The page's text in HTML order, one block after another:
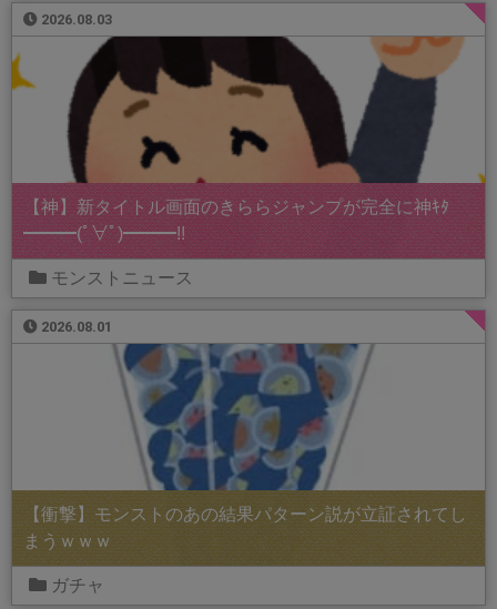
2026.08.03
【神】新タイトル画面のきららジャンプが完全に神ｷﾀ
━━━(ﾟ∀ﾟ)━━━!!
モンストニュース
2026.08.01
【衝撃】モンストのあの結果パターン説が立証されてし
まうｗｗｗ
ガチャ